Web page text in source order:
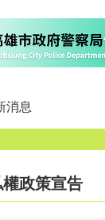
消息
權政策宣告